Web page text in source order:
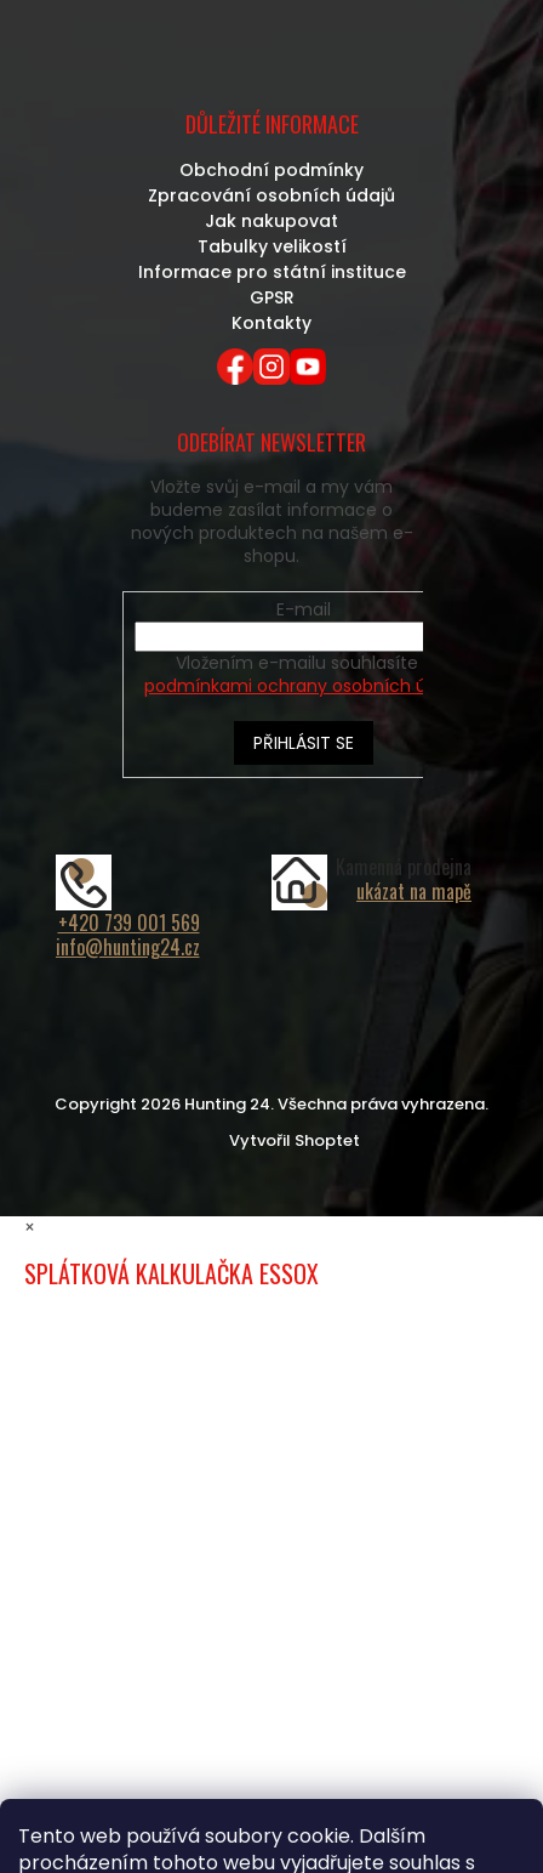
Tento web používá soubory cookie. Dalším
procházením tohoto webu vyjadřujete souhlas s
DŮLEŽITÉ INFORMACE
Obchodní podmínky
Zpracování osobních údajů
Jak nakupovat
Tabulky velikostí
Informace pro státní instituce
GPSR
Kontakty
ODEBÍRAT NEWSLETTER
Vložte svůj e-mail a my vám
budeme zasílat informace o
nových produktech na našem e-
shopu.
E-mail
podmínkami ochrany osobních údajů
PŘIHLÁSIT SE
+420 739 001 569
info@hunting24.cz
Kamenná prodejna
ukázat na mapě
Vytvořil Shoptet
Copyright 2026 Hunting 24. Všechna práva vyhrazena.
×
SPLÁTKOVÁ KALKULAČKA ESSOX